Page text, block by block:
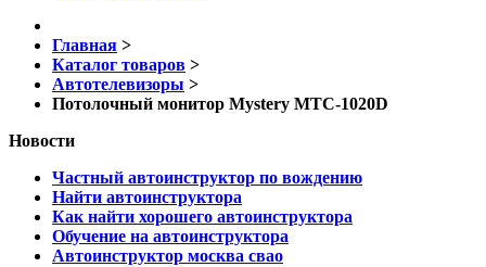
Главная >
Каталог товаров >
Автотелевизоры >
Потолочный монитор Mystery MTC-1020D
Новости
Частный автоинструктор по вождению
Найти автоинструктора
Как найти хорошего автоинструктора
Обучение на автоинструктора
Автоинструктор москва свао